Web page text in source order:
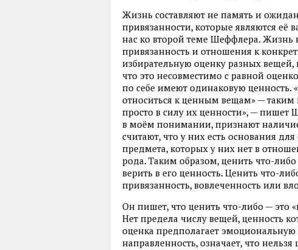
Жизнь составляют не память и
привязанности, которые являются
нас ко второй теме Шеффлера. Жизнь
привязанность и отношения к
избирательную оценку разных
что это несовместимо с равной
по себе имеют одинаковую ценность.
относиться к ценным вещам» —
просто в силу их ценности», — пишет
в моём понимании, признают
считают, что у них есть основания
предмета, которых у них нет в
рода. Таким образом, ценить что-
верить в его ценность. Ценить что-
привязанность, вовлеченность или
Он пишет, что ценить что-либо — это
Нет предела числу вещей, ценность
оценка предполагает
направленность, означает, что нельзя